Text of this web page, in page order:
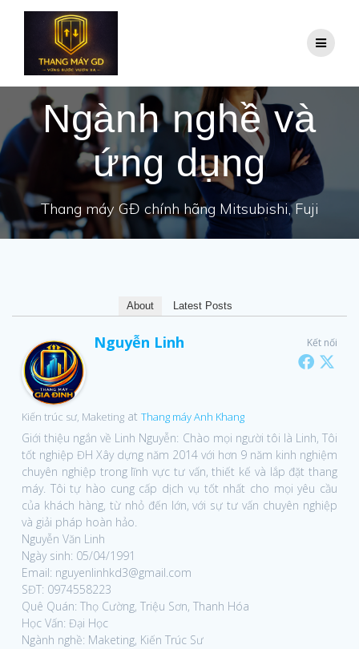
Ngành nghề và
ứng dụng
Thang máy GĐ chính hãng Mitsubishi, Fuji
About Latest Posts
Kết nối
Nguyễn Linh
Kiến trúc sư, Maketing at Thang máy Anh Khang
Giới thiệu ngắn về Linh Nguyễn: Chào mọi người tôi là Linh, Tôi
tốt nghiệp ĐH Xây dựng năm 2014 với hơn 9 năm kinh nghiệm
chuyên nghiệp trong lĩnh vực tư vấn, thiết kế và lắp đặt thang
máy. Tôi tự hào cung cấp dịch vụ tốt nhất cho mọi yêu cầu
của khách hàng, từ nhỏ đến lớn, với sự tư vấn chuyên nghiệp
và giải pháp hoàn hảo.
Nguyễn Văn Linh
Ngày sinh: 05/04/1991
Email: nguyenlinhkd3@gmail.com
SĐT: 0974558223
Quê Quán: Thọ Cường, Triệu Sơn, Thanh Hóa
Học Vấn: Đại Học
Ngành nghề: Maketing, Kiến Trúc Sư